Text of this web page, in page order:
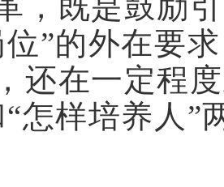
，既是鼓励
位”的外在要
还在一定程
怎样培养人”